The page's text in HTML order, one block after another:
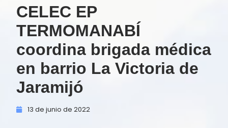
CELEC EP
TERMOMANABÍ
coordina brigada médica
en barrio La Victoria de
Jaramijó
13 de junio de 2022